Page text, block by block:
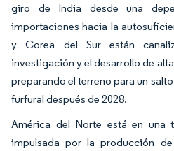
giro de India desde una
importaciones hacia la
y Corea del Sur están
investigación y el desarrollo de
preparando el terreno para un
furfural después de 2028.
América del Norte está en una
impulsada por la producción